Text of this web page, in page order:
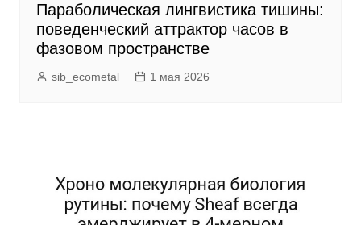
Параболическая лингвистика тишины:
поведенческий аттрактор часов в
фазовом пространстве
sib_ecometal 1 мая 2026